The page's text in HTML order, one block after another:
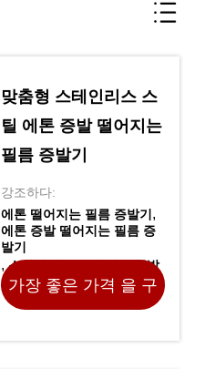
맞춤형 스테인리스 스
틸 에톤 증발 떨어지는
필름 증발기
강조하다:
에톤 떨어지는 필름 증발기
에톤 증발 떨어지는 필름 증
발기
,스테인리스 스틸 에톤 증발
원래 장소 중국
가장 좋은 가격 을 구